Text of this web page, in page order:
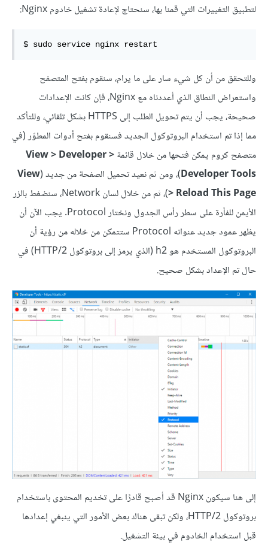
لتطبيق التغييرات التي قمنا بها، سنحتاج لإعادة تشغيل خادوم Nginx:
$ sudo service nginx restart
وللتحقق من أن كل شيء سار على ما يرام، سنقوم بفتح المتصفح
واستعراض النطاق الذي أعددناه مع Nginx، فإن كانت الإعدادات
صحيحة، يجب أن يتم تحويل الطلب إلى HTTPS بشكل تلقائي، وللتأكد
مما إذا تم استخدام البروتوكول الجديد فسنقوم بفتح أدوات المطوّر (في
متصفح كروم يمكن فتحها من خلال قائمةView > Developer >
Developer Tools)، ومن ثم نعيد تحميل الصفحة من جديد (View
> Reload This Page
)، ثم من خلال لسان Network، سنضغط بالزر
الأيمن للفأرة على سطر رأس الجدول ونختار Protocol. يجب الآن أن
يظهر عمود جديد عنوانه Protocol ستتمكن من خلاله من رؤية أن
البروتوكول المستخدم هو h2 (الذي يرمز إلى بروتوكول HTTP/2) في
حال تم الإعداد بشكل صحيح.
إلى هنا سيكون Nginx قد أصبح قادرًا على تخديم المحتوى باستخدام
بروتوكول HTTP/2، ولكن تبقى هناك بعض الأمور التي ينبغي إعدادها
قبل استخدام الخادوم في بيئة التشغيل.